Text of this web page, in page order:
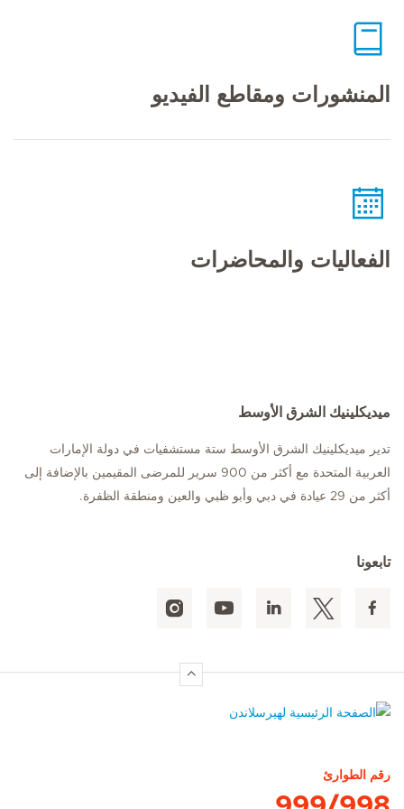
المنشورات ومقاطع الفيديو
الفعاليات والمحاضرات
ميديكلينيك الشرق الأوسط
تدير ميديكلينيك الشرق الأوسط ستة مستشفيات في دولة الإمارات
العربية المتحدة مع أكثر من 900 سرير للمرضى المقيمين بالإضافة إلى
أكثر من 29 عيادة في دبي وأبو ظبي والعين ومنطقة الظفرة.
تابعونا
رقم الطوارئ